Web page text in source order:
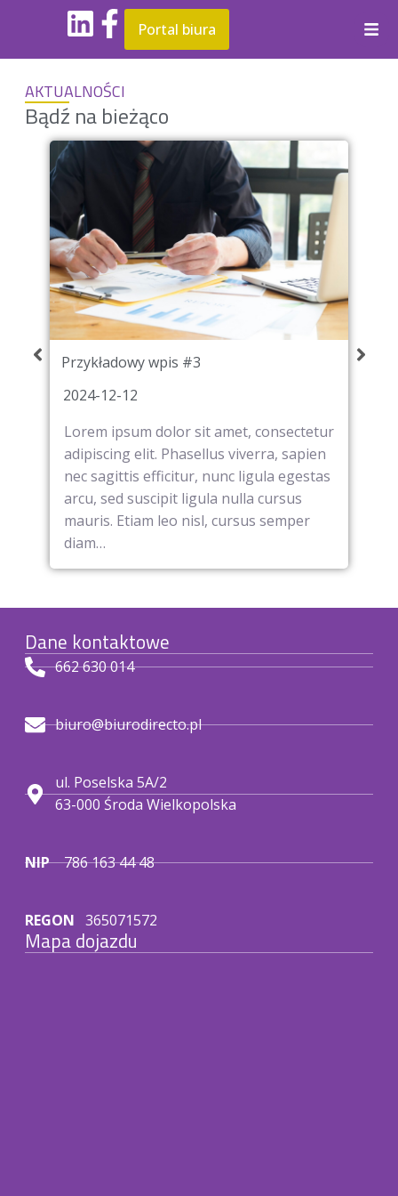
Portal biura
AKTUALNOŚCI
Bądź na bieżąco
sit amet, consectetur
viverra, sapien
nunc ligula egestas
nulla cursus
cursus semper
Przykładowy wpis #2
Lorem ipsum dolor sit
adipiscing elit.
nec sagittis efficitur,
arcu, sed suscipit ligula
mauris. Etiam leo nisl,
Dane kontaktowe
662 630 014
biuro@biurodirecto.pl
ul. Poselska 5A/2
63-000 Środa Wielkopolska
NIP786 163 44 48
REGON 365071572
Mapa dojazdu